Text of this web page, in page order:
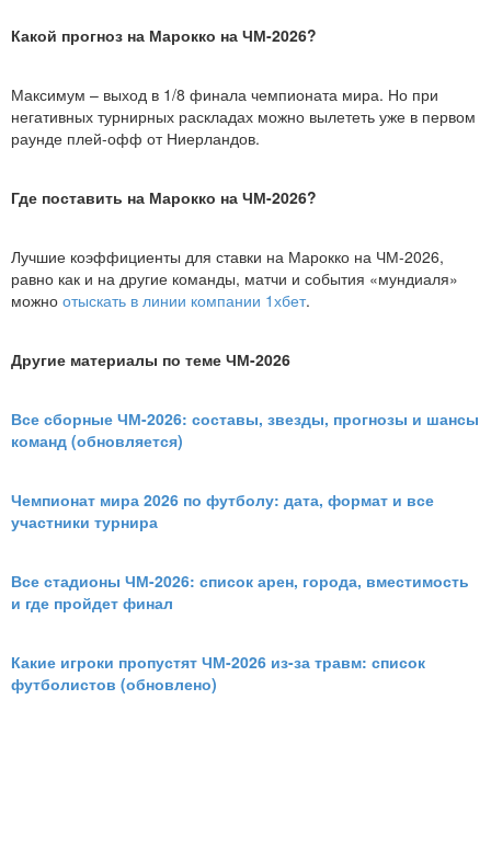
Какой прогноз на Марокко на ЧМ-2026?
Максимум – выход в 1/8 финала чемпионата мира. Но при
негативных турнирных раскладах можно вылететь уже в первом
раунде плей-офф от Ниерландов.
Где поставить на Марокко на ЧМ-2026?
Лучшие коэффициенты для ставки на Марокко на ЧМ-2026,
равно как и на другие команды, матчи и события «мундиаля»
можно отыскать в линии компании 1хбет.
Другие материалы по теме ЧМ-2026
Все сборные ЧМ-2026: составы, звезды, прогнозы и шансы
команд (обновляется)
Чемпионат мира 2026 по футболу: дата, формат и все
участники турнира
Все стадионы ЧМ-2026: список арен, города, вместимость
и где пройдет финал
Какие игроки пропустят ЧМ-2026 из-за травм: список
футболистов (обновлено)